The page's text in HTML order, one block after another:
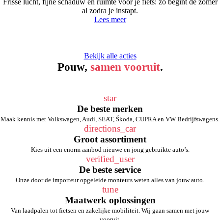
Frisse lucht, fijne schaduw en ruimte voor je fiets: zo begint de zomer
al zodra je instapt.
Lees meer
Bekijk alle acties
Pouw, samen vooruit.
star
De beste merken
Maak kennis met Volkswagen, Audi, SEAT, Škoda, CUPRA en VW Bedrijfswagens.
directions_car
Groot assortiment
Kies uit een enorm aanbod nieuwe en jong gebruikte auto’s.
verified_user
De beste service
Onze door de importeur opgeleide monteurs weten alles van jouw auto.
tune
Maatwerk oplossingen
Van laadpalen tot fietsen en zakelijke mobiliteit. Wij gaan samen met jouw